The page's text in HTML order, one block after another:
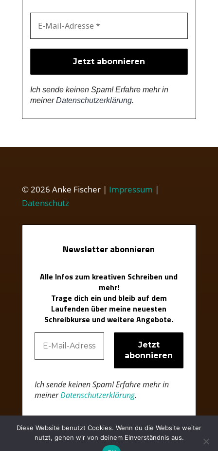
Ich sende keinen Spam! Erfahre mehr in
meinerDatenschutzerklärung.
© 2026 Anke Fischer | Impressum |
Datenschutz
Newsletter abonnieren
Alle Infos zum kreativen Schreiben und
mehr!
Trage dich ein und bleib auf dem
Laufenden über meine neuesten
Schreibkurse und weitere Angebote.
Ich sende keinen Spam! Erfahre mehr in
meinerDatenschutzerklärung.
Diese Website benutzt Cookies. Wenn du die Website weiter
nutzt, gehen wir von deinem Einverständnis aus.